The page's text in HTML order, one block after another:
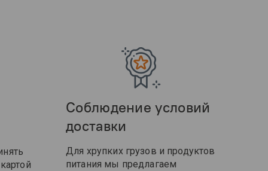
Соблюдение условий
доставки
Для хрупких грузов и продуктов
питания мы предлагаем